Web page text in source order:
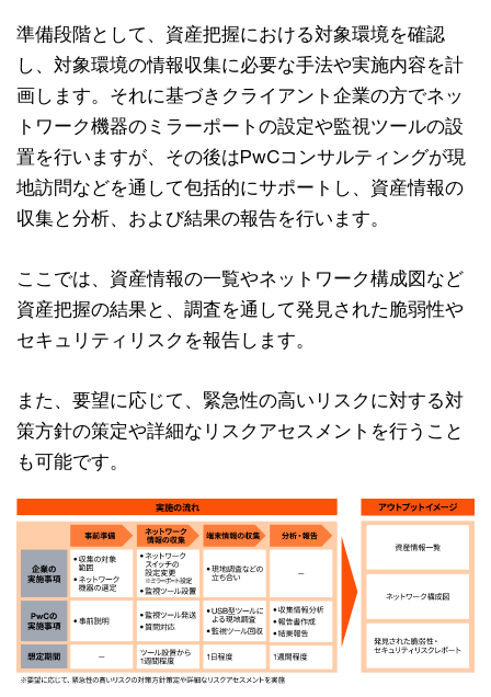
準備段階として、資産把握における対象環境を確認
し、対象環境の情報収集に必要な手法や実施内容を計
画します。それに基づきクライアント企業の方でネッ
トワーク機器のミラーポートの設定や監視ツールの設
置を行いますが、その後はPwCコンサルティングが現
地訪問などを通して包括的にサポートし、資産情報の
収集と分析、および結果の報告を行います。
ここでは、資産情報の一覧やネットワーク構成図など
資産把握の結果と、調査を通して発見された脆弱性や
セキュリティリスクを報告します。
また、要望に応じて、緊急性の高いリスクに対する対
策方針の策定や詳細なリスクアセスメントを行うこと
も可能です。